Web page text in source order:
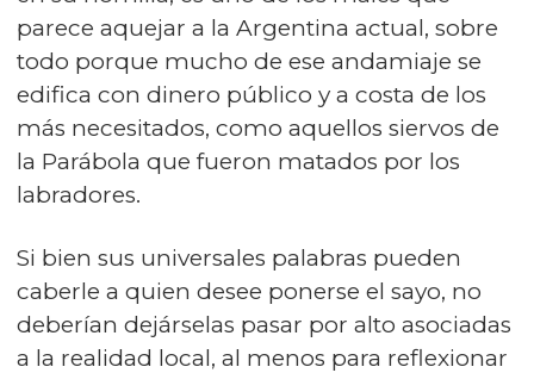
parece aquejar a la Argentina actual, sobre
todo porque mucho de ese andamiaje se
edifica con dinero público y a costa de los
más necesitados, como aquellos siervos de
la Parábola que fueron matados por los
labradores.
Si bien sus universales palabras pueden
caberle a quien desee ponerse el sayo, no
deberían dejárselas pasar por alto asociadas
a la realidad local, al menos para reflexionar